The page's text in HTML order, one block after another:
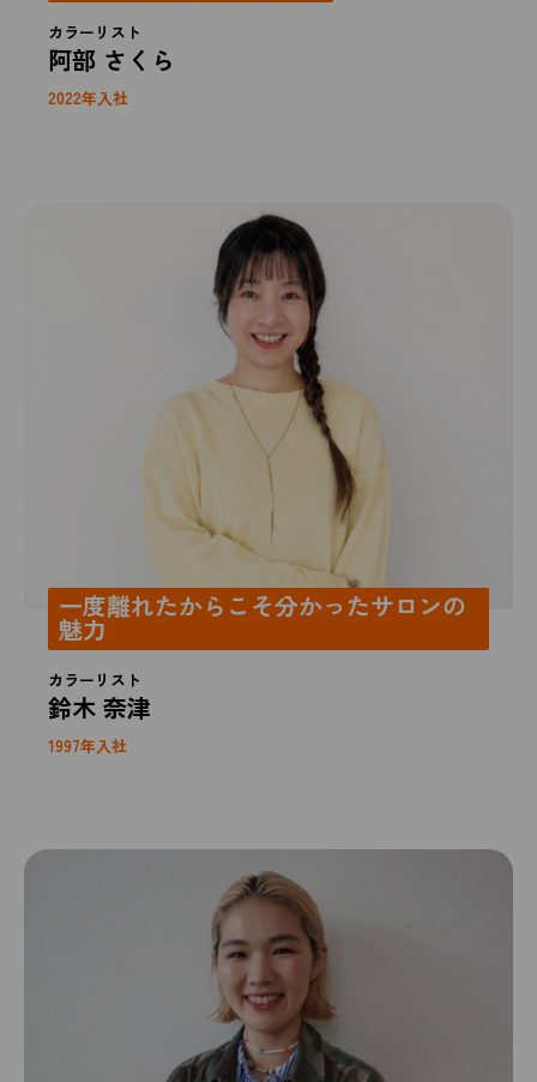
カラーリスト
阿部 さくら
2022年入社
一度離れたからこそ分かったサロンの
魅力
カラーリスト
鈴木 奈津
1997年入社